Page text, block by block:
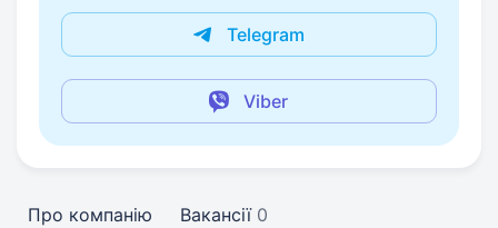
Telegram
Viber
Про компанію Вакансії 0